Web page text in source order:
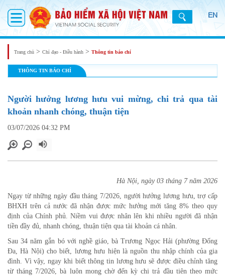
EN
Trang chủ > Chỉ đạo - Điều hành > Thông tin báo chí
THÔNG TIN BÁO CHÍ
Người hưởng lương hưu vui mừng, chi trả qua tài
khoản nhanh chóng, thuận tiện
03/07/2026 04:32 PM
Hà Nội, ngày 03 tháng 7 năm 2026
Ngay từ những ngày đầu tháng 7/2026, người hưởng lương hưu, trợ cấp
BHXH trên cả nước đã nhận được mức hưởng mới tăng 8% theo quy
định của Chính phủ. Niềm vui được nhân lên khi nhiều người đã nhận
tiền đầy đủ, nhanh chóng, thuận tiện qua tài khoản cá nhân.
Sau 34 năm gắn bó với nghề giáo, bà Trương Ngọc Hải (phường Đống
Đa, Hà Nội) cho biết, lương hưu hiện là nguồn thu nhập chính của gia
đình. Vì vậy, ngay khi biết thông tin lương hưu sẽ được điều chỉnh tăng
từ tháng 7/2026, bà luôn mong chờ đến kỳ chi trả đầu tiên theo mức